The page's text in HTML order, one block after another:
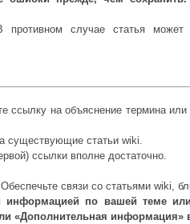
случае статья может
ссылку на объяснение термина или
существующие статьи wiki.
ссылки вполне достаточно.
связи со статьями wiki,
по вашей теме
«Дополнительная информация»